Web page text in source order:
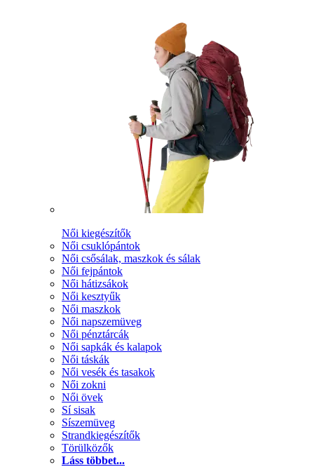
Női kiegészítők
Női csuklópántok
Női csősálak, maszkok és sálak
Női fejpántok
Női hátizsákok
Női kesztyűk
Női maszkok
Női napszemüveg
Női pénztárcák
Női sapkák és kalapok
Női táskák
Női vesék és tasakok
Női zokni
Női övek
Sí sisak
Síszemüveg
Strandkiegészítők
Törülközők
Láss többet...